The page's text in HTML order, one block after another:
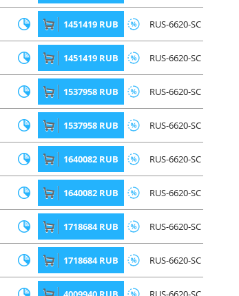
1451419 RUB RUS-6620-SC
1451419 RUB RUS-6620-SC
1537958 RUB RUS-6620-SC
1537958 RUB RUS-6620-SC
1640082 RUB RUS-6620-SC
1640082 RUB RUS-6620-SC
1718684 RUB RUS-6620-SC
1718684 RUB RUS-6620-SC